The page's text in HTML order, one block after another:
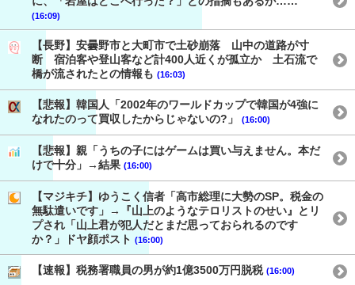
(16:09)
【長野】安曇野市と大町市で土砂崩落 山中の道路が寸
断 宿泊客や登山客など計400人近くが孤立か 土石流で
橋が流されたとの情報も (16:03)
【悲報】韓国人「2002年のワールドカップで韓国が4強に
なれたのって買収したからじゃないの?」
(16:00)
【悲報】親「うちの子にはゲームは買い与えません。本だ
けで十分」→結果 (16:00)
【マジキチ】ゆうこく信者「高市総理に大勢のSP。税金の
無駄遣いです」→『山上のようなテロリストのせい』とリ
プされ「山上君が犯人だとまだ思っておられるのです
か？」ドヤ顔ポスト (16:00)
【速報】税務署職員の男が約1億3500万円脱税 (16:00)